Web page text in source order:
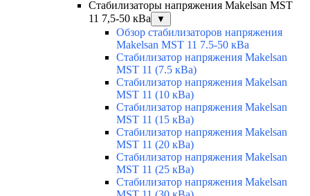
Стабилизаторы напряжения Makelsan MST
11 7,5-50 кВа
▼
Обзор стабилизаторов напряжения
Makelsan MST 11 7.5-50 кВа
Стабилизатор напряжения Makelsan
MST 11 (7.5 кВа)
Стабилизатор напряжения Makelsan
MST 11 (10 кВа)
Стабилизатор напряжения Makelsan
MST 11 (15 кВа)
Стабилизатор напряжения Makelsan
MST 11 (20 кВа)
Стабилизатор напряжения Makelsan
MST 11 (25 кВа)
Стабилизатор напряжения Makelsan